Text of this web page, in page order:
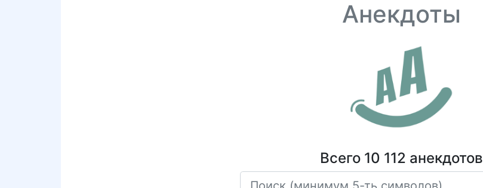
Анекдоты
Всего 10 112 анекдотов